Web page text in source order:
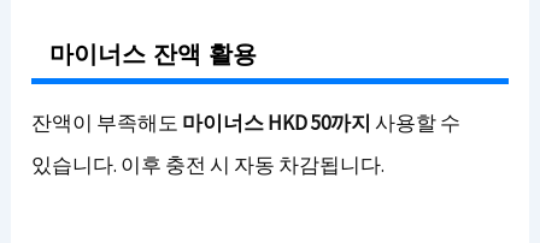
마이너스 잔액 활용
잔액이 부족해도 마이너스 HKD 50까지 사용할 수
있습니다. 이후 충전 시 자동 차감됩니다.